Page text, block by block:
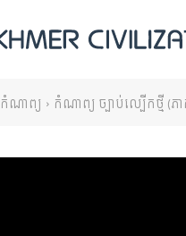
កំណាព្យ កំណាព្យ ច្បាប់ល្បើកថ្មី​ (ភ